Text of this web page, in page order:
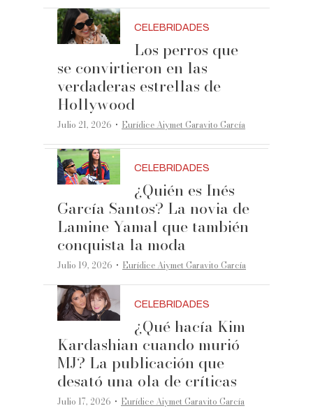
CELEBRIDADES
Los perros que
se convirtieron en las
verdaderas estrellas de
Hollywood
Julio 21, 2026 ·Eurídice Aiymet Garavito García
CELEBRIDADES
¿Quién es Inés
García Santos? La novia de
Lamine Yamal que también
conquista la moda
Julio 19, 2026 ·Eurídice Aiymet Garavito García
CELEBRIDADES
¿Qué hacía Kim
Kardashian cuando murió
MJ? La publicación que
desató una ola de críticas
Julio 17, 2026 ·Eurídice Aiymet Garavito García